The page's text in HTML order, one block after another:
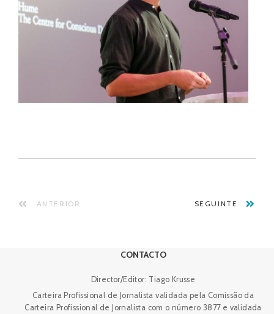
ANTERIOR SEGUINTE
CONTACTO
Director/Editor: Tiago Krusse
Carteira Profissional de Jornalista validada pela Comissão da
Carteira Profissional de Jornalista com o número 3877 e validada